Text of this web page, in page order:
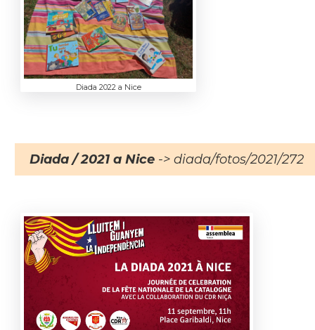
Diada 2022 a Nice
Diada / 2021 a Nice -> diada/fotos/2021/272